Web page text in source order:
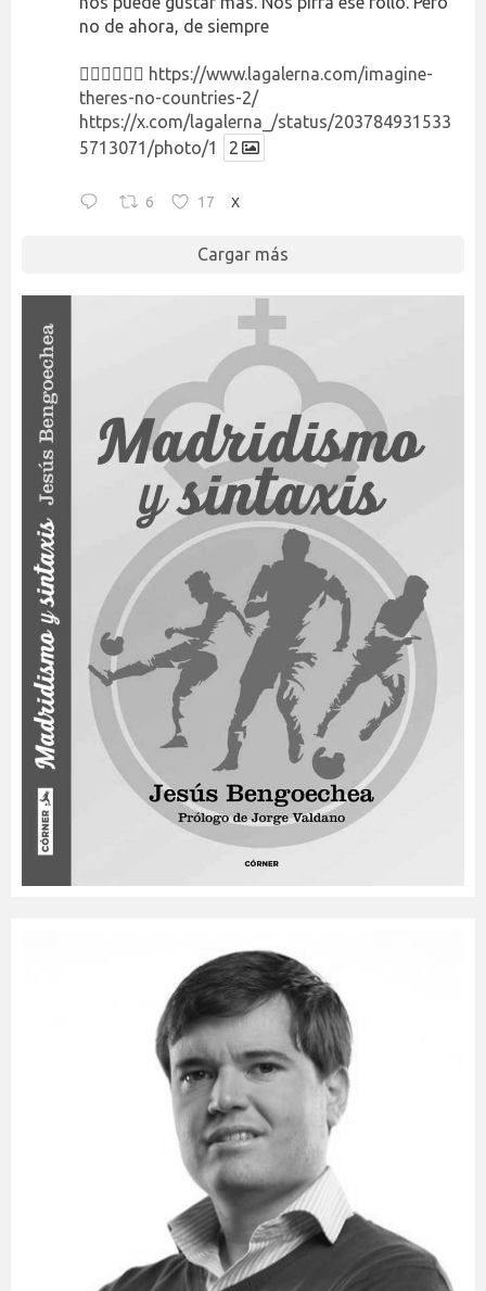
no de ahora, de siempre
👉🏻👉🏻👉🏻 https://www.lagalerna.com/imagine-
theres-no-countries-2/
https://x.com/lagalerna_/status/203784931533
5713071/photo/1
2
6 17 X
Cargar más